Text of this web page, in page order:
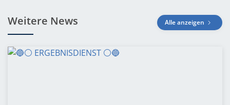
Weitere News Alle anzeigen